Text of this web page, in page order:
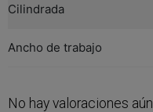
Cilindrada
Ancho de trabajo
No hay valoraciones aún.